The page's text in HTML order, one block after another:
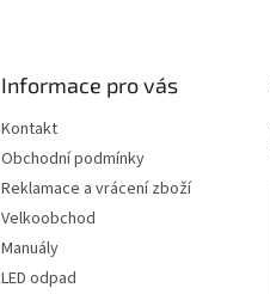
Informace pro vás
Kontakt
Obchodní podmínky
Reklamace a vrácení zboží
Velkoobchod
Manuály
LED odpad